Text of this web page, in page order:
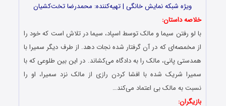
ویژه شبکه نمایش خانگی | تهیه‌کننده: محمدرضا تخت‌کشیان
خلاصه داستان:
با لو رفتن سیما و مالک توسط اسپاد، سیما در تلاش است که خود را
از مخمصه‌ای که در آن گرفتار شده نجات دهد. از طرف دیگر سمیرا با
همدستی پانی، مالک را به دادگاه می‌کشاند. در این بین طلوعی که با
سمیرا شریک شده با افشا کردن رازی از مالک نزد سمیرا، او را
نسبت به مالک بی اعتماد می‌کند…
بازیگران: